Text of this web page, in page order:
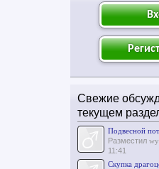
Свежие
текущем
Подвесной
Разместил
11:41
Скупка